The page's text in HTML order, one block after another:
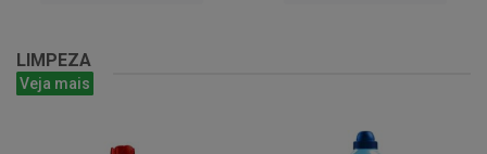
LIMPEZA
Veja mais